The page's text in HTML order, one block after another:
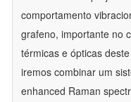
comportamento
grafeno, importante no
térmicas e ópticas
iremos combinar um
enhanced Raman